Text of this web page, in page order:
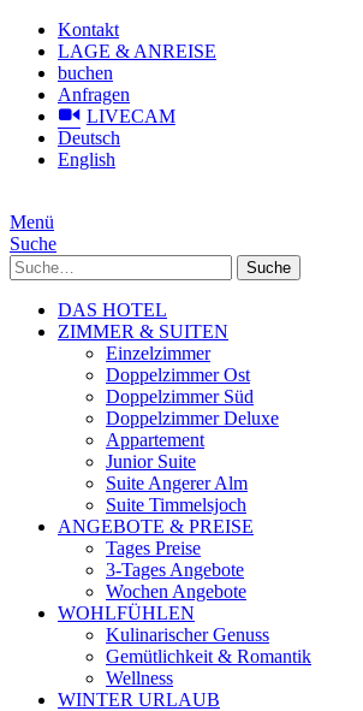
Kontakt
LAGE & ANREISE
buchen
Anfragen
LIVECAM
Deutsch
English
Menü
Suche
Suche
DAS HOTEL
ZIMMER & SUITEN
Einzelzimmer
Doppelzimmer Ost
Doppelzimmer Süd
Doppelzimmer Deluxe
Appartement
Junior Suite
Suite Angerer Alm
Suite Timmelsjoch
ANGEBOTE & PREISE
Tages Preise
3-Tages Angebote
Wochen Angebote
WOHLFÜHLEN
Kulinarischer Genuss
Gemütlichkeit & Romantik
Wellness
WINTER URLAUB